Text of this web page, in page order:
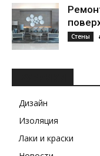
Стены
Дизайн
Изоляция
Лаки и краски